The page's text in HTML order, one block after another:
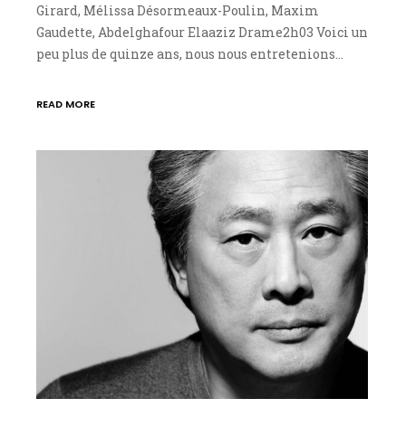
Girard, Mélissa Désormeaux-Poulin, Maxim
Gaudette, Abdelghafour Elaaziz Drame2h03 Voici un
peu plus de quinze ans, nous nous entretenions…
READ MORE